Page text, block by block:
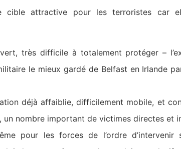
cible attractive pour les terroristes car
très difficile à totalement protéger –
le mieux gardé de Belfast en Irlande
déjà affaiblie, difficilement mobile, et
un nombre important de victimes directes et
pour les forces de l’ordre